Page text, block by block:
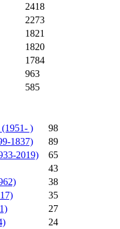
2418
2273
1821
1820
1784
963
585
)
98
1837)
89
2019)
65
43
38
35
27
24